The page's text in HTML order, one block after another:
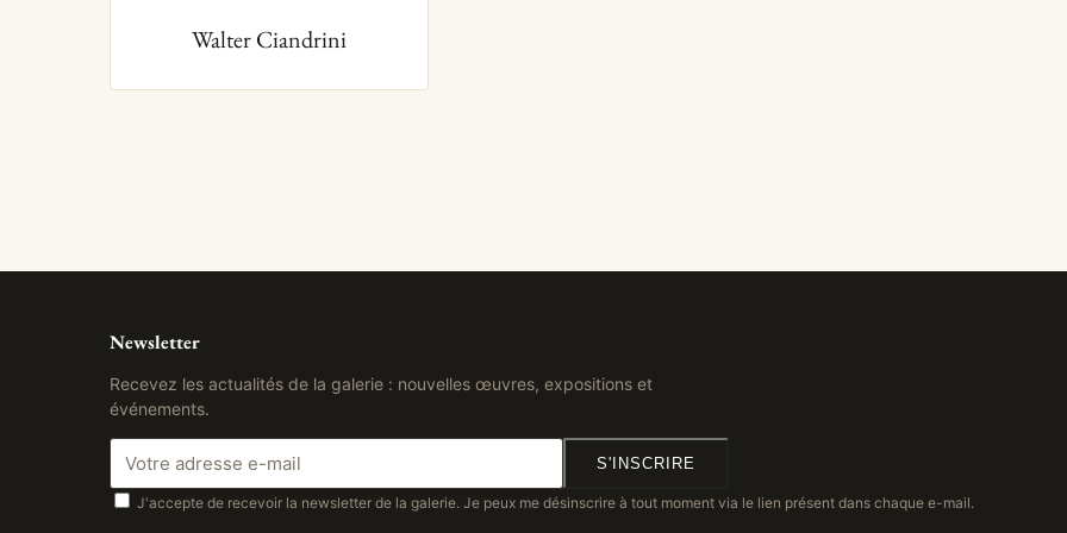
Walter Ciandrini
Newsletter
Recevez les actualités de la galerie : nouvelles œuvres, expositions et
événements.
S'INSCRIRE
J'accepte de recevoir la newsletter de la galerie. Je peux me désinscrire à tout moment via le lien présent dans chaque e-mail.